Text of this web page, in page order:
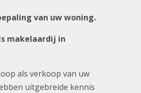
van uw woning.
makelaardij in
als verkoop van uw
uitgebreide kennis